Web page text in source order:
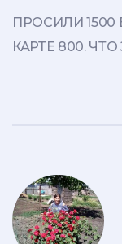
ПРОСИЛИ
КАРТЕ 800.